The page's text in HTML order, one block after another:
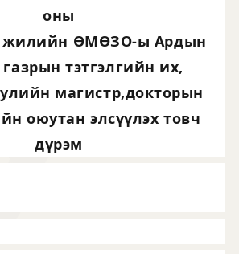
оны
жилийн ӨМӨЗО-ы Ардын
тэтгэлгийн их,
магистр,докторын
оюутан элсүүлэх товч
дүрэм